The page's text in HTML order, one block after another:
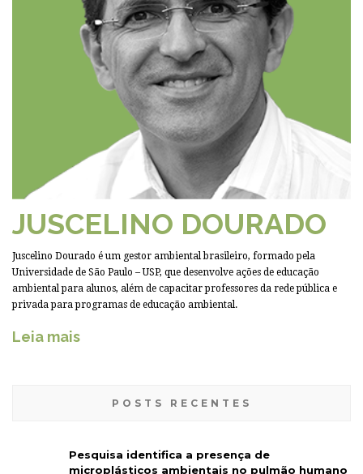
JUSCELINO DOURADO
Juscelino Dourado é um gestor ambiental brasileiro, formado pela
Universidade de São Paulo – USP, que desenvolve ações de educação
ambiental para alunos, além de capacitar professores da rede pública e
privada para programas de educação ambiental.
Leia mais
POSTS RECENTES
Pesquisa identifica a presença de
microplásticos ambientais no pulmão humano